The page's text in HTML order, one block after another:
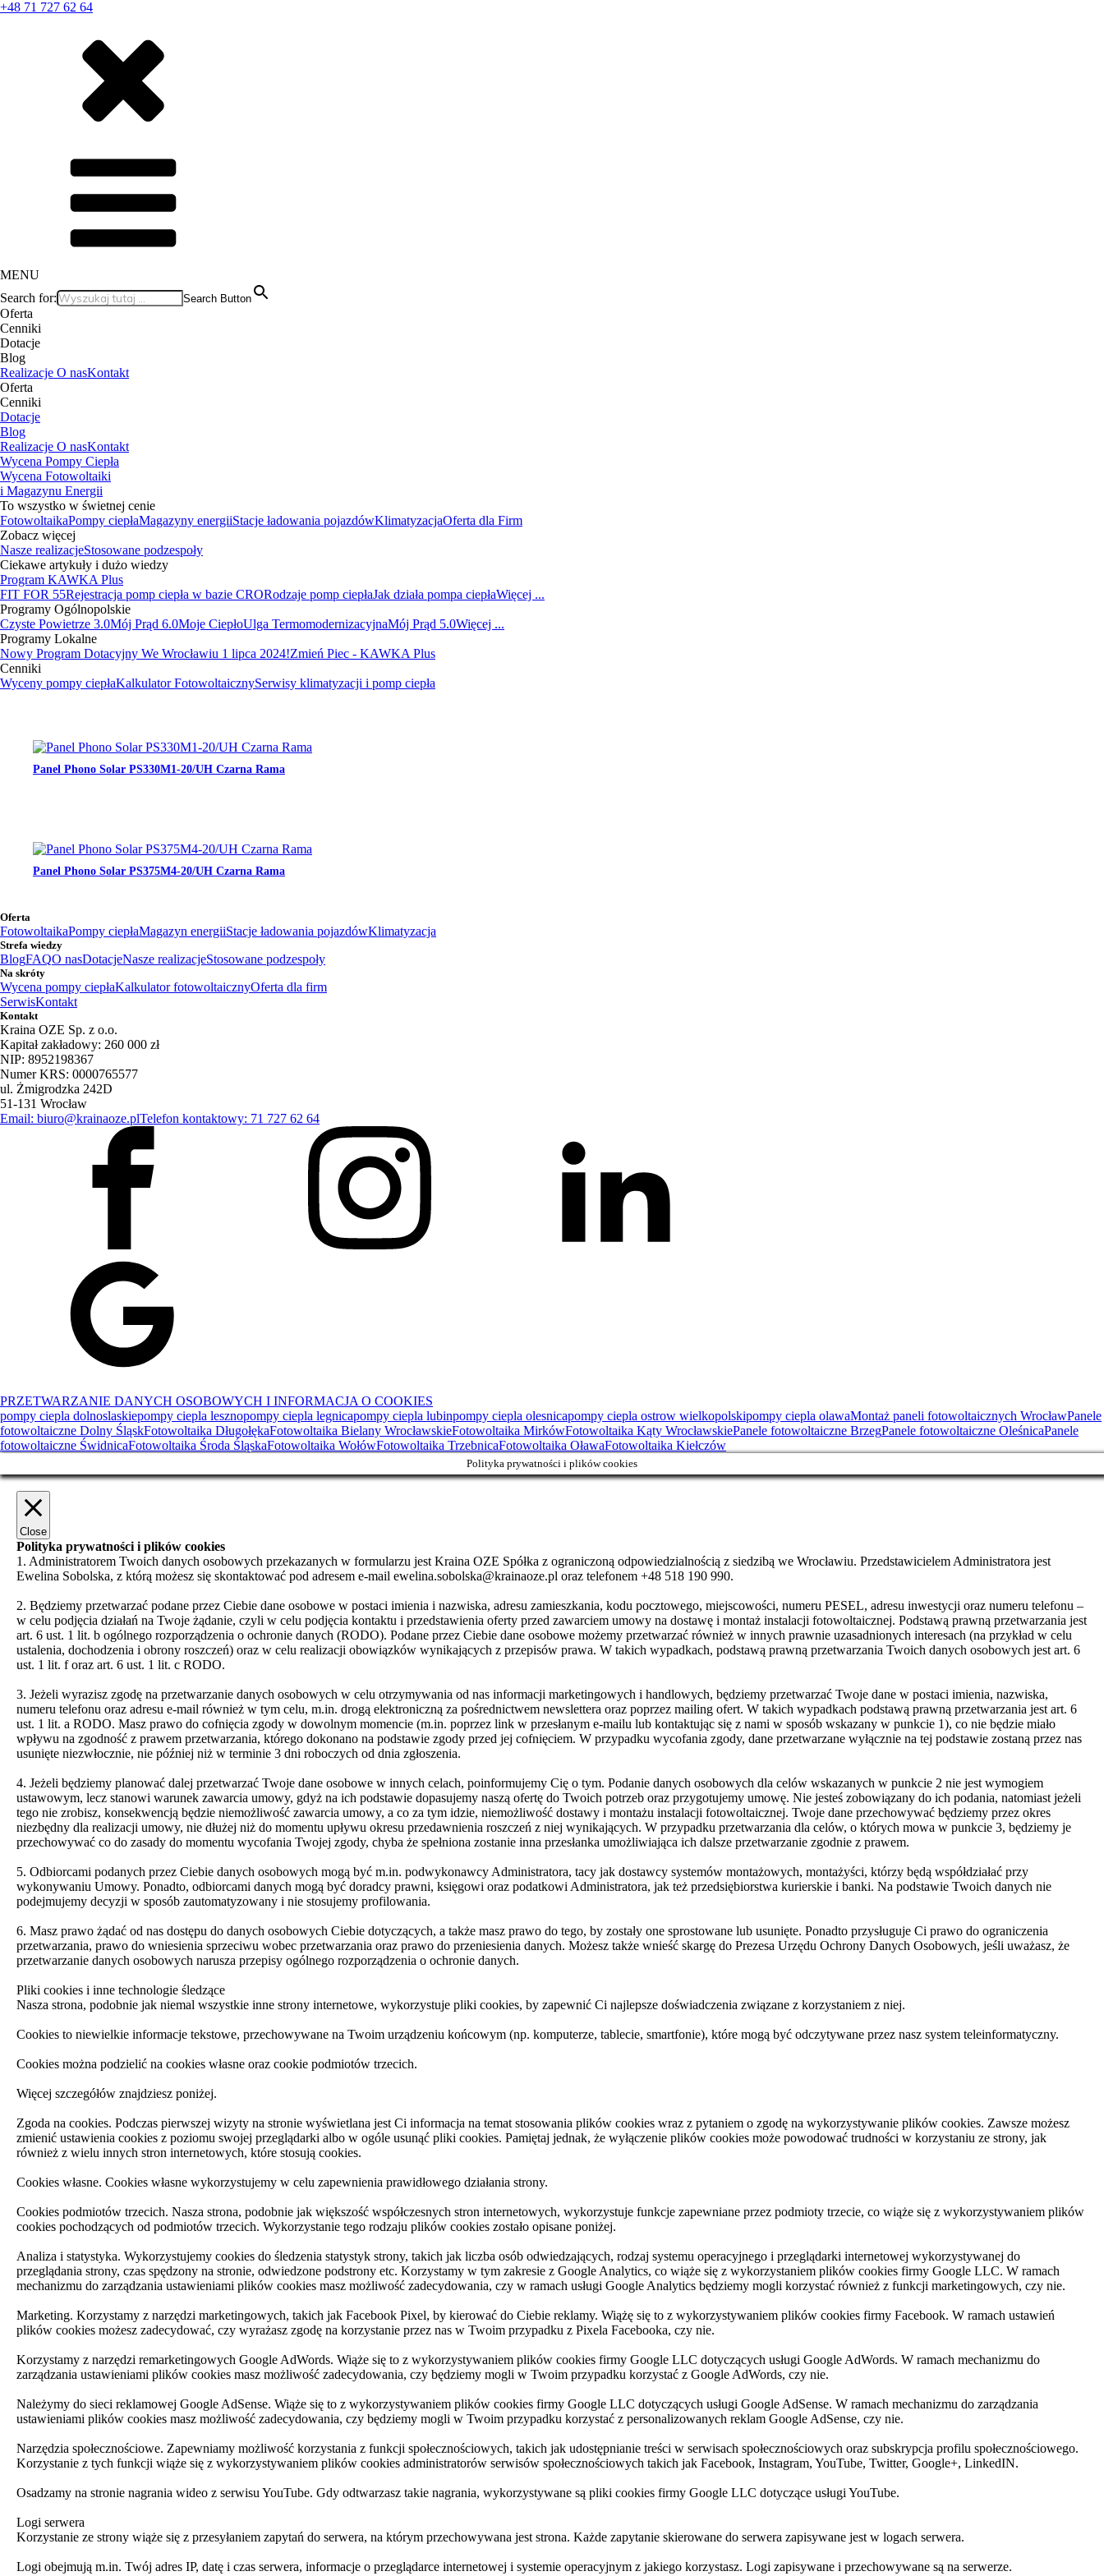
+48 71 727 62 64
MENU
Search for:
Search Button
Oferta
Cenniki
Dotacje
Blog
Realizacje O nasKontakt
Oferta
Cenniki
Dotacje
Blog
Realizacje O nasKontakt
Wycena Pompy Ciepła
Wycena Fotowoltaiki
i Magazynu Energii
To wszystko w świetnej cenie
FotowoltaikaPompy ciepłaMagazyny energiiStacje ładowania pojazdówKlimatyzacjaOferta dla Firm
Zobacz więcej
Nasze realizacjeStosowane podzespoły
Ciekawe artykuły i dużo wiedzy
Program KAWKA Plus
FIT FOR 55Rejestracja pomp ciepła w bazie CRORodzaje pomp ciepłaJak działa pompa ciepłaWięcej ...
Programy Ogólnopolskie
Czyste Powietrze 3.0Mój Prąd 6.0Moje CiepłoUlga TermomodernizacyjnaMój Prąd 5.0Więcej ...
Programy Lokalne
Nowy Program Dotacyjny We Wrocławiu 1 lipca 2024!Zmień Piec - KAWKA Plus
Cenniki
Wyceny pompy ciepłaKalkulator FotowoltaicznySerwisy klimatyzacji i pomp ciepła
Panel Phono Solar PS330M1-20/UH Czarna Rama
Panel Phono Solar PS375M4-20/UH Czarna Rama
Oferta
FotowoltaikaPompy ciepłaMagazyn energiiStacje ładowania pojazdówKlimatyzacja
Strefa wiedzy
BlogFAQO nasDotacjeNasze realizacjeStosowane podzespoły
Na skróty
Wycena pompy ciepłaKalkulator fotowoltaicznyOferta dla firm
SerwisKontakt
Kontakt
Kraina OZE Sp. z o.o.
Kapitał zakładowy: 260 000 zł
NIP: 8952198367
Numer KRS: 0000765577
ul. Żmigrodzka 242D
51-131 Wrocław
Email: biuro@krainaoze.plTelefon kontaktowy: 71 727 62 64
PRZETWARZANIE DANYCH OSOBOWYCH I INFORMACJA O COOKIES
pompy ciepla dolnoslaskiepompy ciepla lesznopompy ciepla legnicapompy ciepla lubinpompy ciepla olesnicapompy ciepla ostrow wielkopolskipompy ciepla olawaMontaż paneli fotowoltaicznych WrocławPanele
fotowoltaiczne Dolny ŚląskFotowoltaika DługołękaFotowoltaika Bielany WrocławskieFotowoltaika MirkówFotowoltaika Kąty WrocławskiePanele fotowoltaiczne BrzegPanele fotowoltaiczne OleśnicaPanele
fotowoltaiczne ŚwidnicaFotowoltaika Środa ŚląskaFotowoltaika WołówFotowoltaika TrzebnicaFotowoltaika OławaFotowoltaika Kiełczów
Polityka prywatności i plików cookies
Close
Polityka prywatności i plików cookies
1. Administratorem Twoich danych osobowych przekazanych w formularzu jest Kraina OZE Spółka z ograniczoną odpowiedzialnością z siedzibą we Wrocławiu. Przedstawicielem Administratora jest
Ewelina Sobolska, z którą możesz się skontaktować pod adresem e-mail ewelina.sobolska@krainaoze.pl oraz telefonem +48 518 190 990.
2. Będziemy przetwarzać podane przez Ciebie dane osobowe w postaci imienia i nazwiska, adresu zamieszkania, kodu pocztowego, miejscowości, numeru PESEL, adresu inwestycji oraz numeru telefonu –
w celu podjęcia działań na Twoje żądanie, czyli w celu podjęcia kontaktu i przedstawienia oferty przed zawarciem umowy na dostawę i montaż instalacji fotowoltaicznej. Podstawą prawną przetwarzania jest
art. 6 ust. 1 lit. b ogólnego rozporządzenia o ochronie danych (RODO). Podane przez Ciebie dane osobowe możemy przetwarzać również w innych prawnie uzasadnionych interesach (na przykład w celu
ustalenia, dochodzenia i obrony roszczeń) oraz w celu realizacji obowiązków wynikających z przepisów prawa. W takich wypadkach, podstawą prawną przetwarzania Twoich danych osobowych jest art. 6
ust. 1 lit. f oraz art. 6 ust. 1 lit. c RODO.
3. Jeżeli wyrazisz zgodę na przetwarzanie danych osobowych w celu otrzymywania od nas informacji marketingowych i handlowych, będziemy przetwarzać Twoje dane w postaci imienia, nazwiska,
numeru telefonu oraz adresu e-mail również w tym celu, m.in. drogą elektroniczną za pośrednictwem newslettera oraz poprzez mailing ofert. W takich wypadkach podstawą prawną przetwarzania jest art. 6
ust. 1 lit. a RODO. Masz prawo do cofnięcia zgody w dowolnym momencie (m.in. poprzez link w przesłanym e-mailu lub kontaktując się z nami w sposób wskazany w punkcie 1), co nie będzie miało
wpływu na zgodność z prawem przetwarzania, którego dokonano na podstawie zgody przed jej cofnięciem. W przypadku wycofania zgody, dane przetwarzane wyłącznie na tej podstawie zostaną przez nas
usunięte niezwłocznie, nie później niż w terminie 3 dni roboczych od dnia zgłoszenia.
4. Jeżeli będziemy planować dalej przetwarzać Twoje dane osobowe w innych celach, poinformujemy Cię o tym. Podanie danych osobowych dla celów wskazanych w punkcie 2 nie jest wymogiem
ustawowym, lecz stanowi warunek zawarcia umowy, gdyż na ich podstawie dopasujemy naszą ofertę do Twoich potrzeb oraz przygotujemy umowę. Nie jesteś zobowiązany do ich podania, natomiast jeżeli
tego nie zrobisz, konsekwencją będzie niemożliwość zawarcia umowy, a co za tym idzie, niemożliwość dostawy i montażu instalacji fotowoltaicznej. Twoje dane przechowywać będziemy przez okres
niezbędny dla realizacji umowy, nie dłużej niż do momentu upływu okresu przedawnienia roszczeń z niej wynikających. W przypadku przetwarzania dla celów, o których mowa w punkcie 3, będziemy je
przechowywać co do zasady do momentu wycofania Twojej zgody, chyba że spełniona zostanie inna przesłanka umożliwiająca ich dalsze przetwarzanie zgodnie z prawem.
5. Odbiorcami podanych przez Ciebie danych osobowych mogą być m.in. podwykonawcy Administratora, tacy jak dostawcy systemów montażowych, montażyści, którzy będą współdziałać przy
wykonywaniu Umowy. Ponadto, odbiorcami danych mogą być doradcy prawni, księgowi oraz podatkowi Administratora, jak też przedsiębiorstwa kurierskie i banki. Na podstawie Twoich danych nie
podejmujemy decyzji w sposób zautomatyzowany i nie stosujemy profilowania.
6. Masz prawo żądać od nas dostępu do danych osobowych Ciebie dotyczących, a także masz prawo do tego, by zostały one sprostowane lub usunięte. Ponadto przysługuje Ci prawo do ograniczenia
przetwarzania, prawo do wniesienia sprzeciwu wobec przetwarzania oraz prawo do przeniesienia danych. Możesz także wnieść skargę do Prezesa Urzędu Ochrony Danych Osobowych, jeśli uważasz, że
przetwarzanie danych osobowych narusza przepisy ogólnego rozporządzenia o ochronie danych.
Pliki cookies i inne technologie śledzące
Nasza strona, podobnie jak niemal wszystkie inne strony internetowe, wykorzystuje pliki cookies, by zapewnić Ci najlepsze doświadczenia związane z korzystaniem z niej.
Cookies to niewielkie informacje tekstowe, przechowywane na Twoim urządzeniu końcowym (np. komputerze, tablecie, smartfonie), które mogą być odczytywane przez nasz system teleinformatyczny.
Cookies można podzielić na cookies własne oraz cookie podmiotów trzecich.
Więcej szczegółów znajdziesz poniżej.
Zgoda na cookies. Podczas pierwszej wizyty na stronie wyświetlana jest Ci informacja na temat stosowania plików cookies wraz z pytaniem o zgodę na wykorzystywanie plików cookies. Zawsze możesz
zmienić ustawienia cookies z poziomu swojej przeglądarki albo w ogóle usunąć pliki cookies. Pamiętaj jednak, że wyłączenie plików cookies może powodować trudności w korzystaniu ze strony, jak
również z wielu innych stron internetowych, które stosują cookies.
Cookies własne. Cookies własne wykorzystujemy w celu zapewnienia prawidłowego działania strony.
Cookies podmiotów trzecich. Nasza strona, podobnie jak większość współczesnych stron internetowych, wykorzystuje funkcje zapewniane przez podmioty trzecie, co wiąże się z wykorzystywaniem plików
cookies pochodzących od podmiotów trzecich. Wykorzystanie tego rodzaju plików cookies zostało opisane poniżej.
Analiza i statystyka. Wykorzystujemy cookies do śledzenia statystyk strony, takich jak liczba osób odwiedzających, rodzaj systemu operacyjnego i przeglądarki internetowej wykorzystywanej do
przeglądania strony, czas spędzony na stronie, odwiedzone podstrony etc. Korzystamy w tym zakresie z Google Analytics, co wiąże się z wykorzystaniem plików cookies firmy Google LLC. W ramach
mechanizmu do zarządzania ustawieniami plików cookies masz możliwość zadecydowania, czy w ramach usługi Google Analytics będziemy mogli korzystać również z funkcji marketingowych, czy nie.
Marketing. Korzystamy z narzędzi marketingowych, takich jak Facebook Pixel, by kierować do Ciebie reklamy. Wiążę się to z wykorzystywaniem plików cookies firmy Facebook. W ramach ustawień
plików cookies możesz zadecydować, czy wyrażasz zgodę na korzystanie przez nas w Twoim przypadku z Pixela Facebooka, czy nie.
Korzystamy z narzędzi remarketingowych Google AdWords. Wiąże się to z wykorzystywaniem plików cookies firmy Google LLC dotyczących usługi Google AdWords. W ramach mechanizmu do
zarządzania ustawieniami plików cookies masz możliwość zadecydowania, czy będziemy mogli w Twoim przypadku korzystać z Google AdWords, czy nie.
Należymy do sieci reklamowej Google AdSense. Wiąże się to z wykorzystywaniem plików cookies firmy Google LLC dotyczących usługi Google AdSense. W ramach mechanizmu do zarządzania
ustawieniami plików cookies masz możliwość zadecydowania, czy będziemy mogli w Twoim przypadku korzystać z personalizowanych reklam Google AdSense, czy nie.
Narzędzia społecznościowe. Zapewniamy możliwość korzystania z funkcji społecznościowych, takich jak udostępnianie treści w serwisach społecznościowych oraz subskrypcja profilu społecznościowego.
Korzystanie z tych funkcji wiąże się z wykorzystywaniem plików cookies administratorów serwisów społecznościowych takich jak Facebook, Instagram, YouTube, Twitter, Google+, LinkedIN.
Osadzamy na stronie nagrania wideo z serwisu YouTube. Gdy odtwarzasz takie nagrania, wykorzystywane są pliki cookies firmy Google LLC dotyczące usługi YouTube.
Logi serwera
Korzystanie ze strony wiąże się z przesyłaniem zapytań do serwera, na którym przechowywana jest strona. Każde zapytanie skierowane do serwera zapisywane jest w logach serwera.
Logi obejmują m.in. Twój adres IP, datę i czas serwera, informacje o przeglądarce internetowej i systemie operacyjnym z jakiego korzystasz. Logi zapisywane i przechowywane są na serwerze.